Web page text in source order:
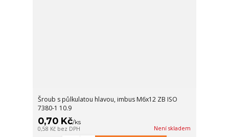
Šroub s půlkulatou hlavou, imbus M6x12 ZB ISO
7380-1 10.9
0,70 Kč/ks
0,58 Kč bez DPH Není skladem